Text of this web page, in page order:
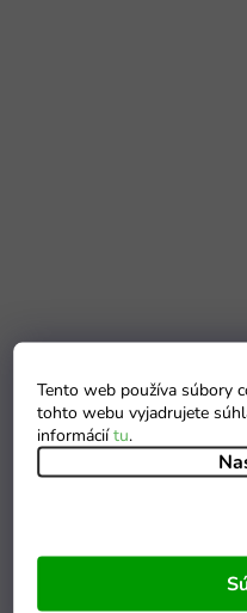
Tento web používa súbory
tohto webu vyjadrujete
informáciítu.